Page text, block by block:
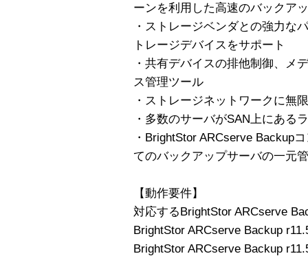
ーンを利用した高速のバックア
・ストレージベンダとの強力な
トレージデバイスをサポート
・共有デバイスの排他制御、メ
ス管理ツール
・ストレージネットワークに無
・多数のサーバがSAN上にある
・BrightStor ARCserve Backup
てのバックアップサーバの一元
【動作要件】
対応するBrightStor ARCserve
BrightStor ARCserve Backup
BrightStor ARCserve Backup